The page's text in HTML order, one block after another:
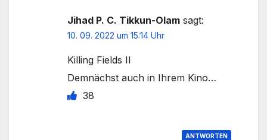
Jihad P. C. Tikkun-Olam sagt:
10. 09. 2022 um 15:14 Uhr
Killing Fields II
Demnächst auch in Ihrem Kino…
38
ANTWORTEN